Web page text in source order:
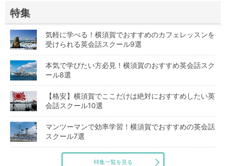
特集
気軽に学べる！横須賀でおすすめのカフェレッスンを
受けられる英会話スクール9選
本気で学びたい方必見！横須賀のおすすめ英会話スク
ール8選
【格安】横須賀でここだけは絶対におすすめしたい英
会話スクール10選
マンツーマンで効率学習！横須賀でおすすめの英会話
スクール7選
特集一覧を見る